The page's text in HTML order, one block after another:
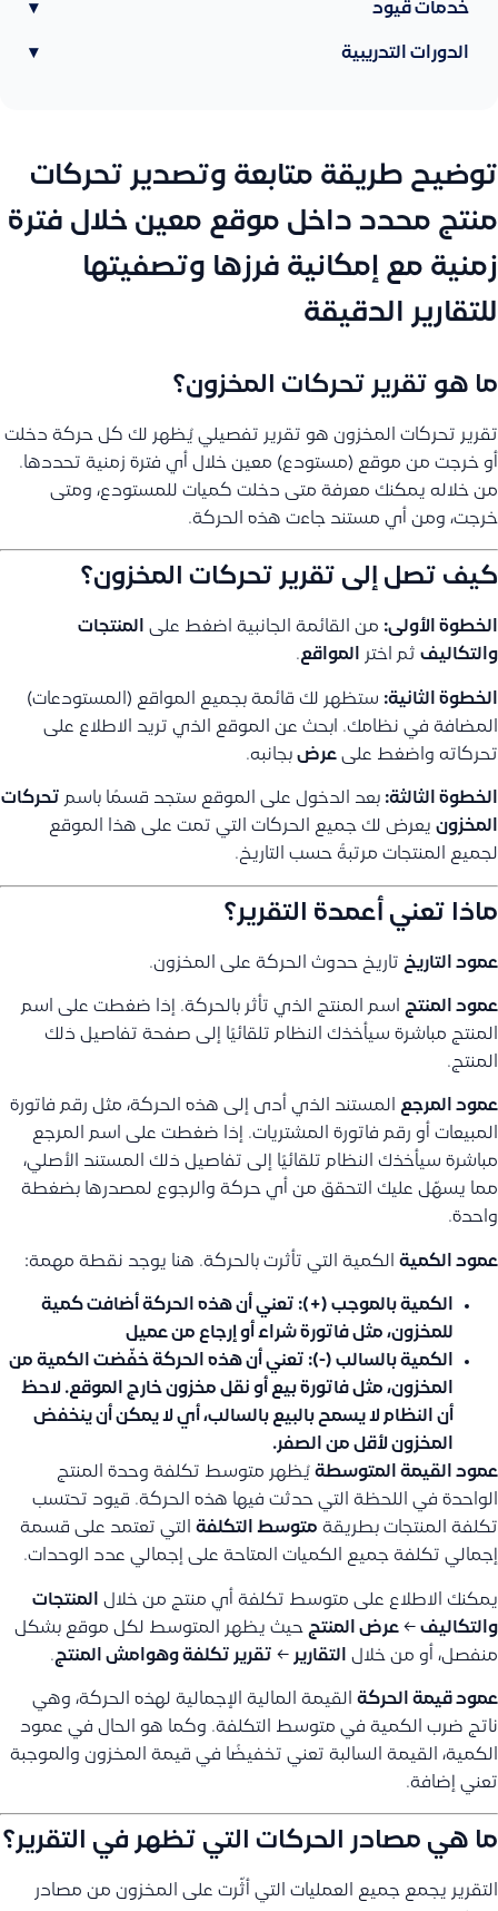
خدمات قيود ▾
الدورات التدريبية ▾
توضيح طريقة متابعة وتصدير تحركات
منتج محدد داخل موقع معين خلال فترة
زمنية مع إمكانية فرزها وتصفيتها
للتقارير الدقيقة
ما هو تقرير تحركات المخزون؟
تقرير تحركات المخزون هو تقرير تفصيلي يُظهر لك كل حركة دخلت
أو خرجت من موقع (مستودع) معين خلال أي فترة زمنية تحددها.
من خلاله يمكنك معرفة متى دخلت كميات للمستودع، ومتى
خرجت، ومن أي مستند جاءت هذه الحركة.
كيف تصل إلى تقرير تحركات المخزون؟
الخطوة الأولى: من القائمة الجانبية اضغط على المنتجات
والتكاليف ثم اختر المواقع.
الخطوة الثانية: ستظهر لك قائمة بجميع المواقع (المستودعات)
المضافة في نظامك. ابحث عن الموقع الذي تريد الاطلاع على
تحركاته واضغط على عرض بجانبه.
الخطوة الثالثة: بعد الدخول على الموقع ستجد قسمًا باسم تحركات
المخزون يعرض لك جميع الحركات التي تمت على هذا الموقع
لجميع المنتجات مرتبةً حسب التاريخ.
ماذا تعني أعمدة التقرير؟
عمود التاريخ تاريخ حدوث الحركة على المخزون.
عمود المنتج اسم المنتج الذي تأثر بالحركة. إذا ضغطت على اسم
المنتج مباشرة سيأخذك النظام تلقائيًا إلى صفحة تفاصيل ذلك
المنتج.
عمود المرجع المستند الذي أدى إلى هذه الحركة، مثل رقم فاتورة
المبيعات أو رقم فاتورة المشتريات. إذا ضغطت على اسم المرجع
مباشرة سيأخذك النظام تلقائيًا إلى تفاصيل ذلك المستند الأصلي،
مما يسهّل عليك التحقق من أي حركة والرجوع لمصدرها بضغطة
واحدة.
عمود الكمية الكمية التي تأثرت بالحركة. هنا يوجد نقطة مهمة:
الكمية بالموجب (+): تعني أن هذه الحركة أضافت كمية
للمخزون، مثل فاتورة شراء أو إرجاع من عميل
الكمية بالسالب (-): تعني أن هذه الحركة خفّضت الكمية من
المخزون، مثل فاتورة بيع أو نقل مخزون خارج الموقع. لاحظ
أن النظام لا يسمح بالبيع بالسالب، أي لا يمكن أن ينخفض
المخزون لأقل من الصفر.
عمود القيمة المتوسطة يُظهر متوسط تكلفة وحدة المنتج
الواحدة في اللحظة التي حدثت فيها هذه الحركة. قيود تحتسب
تكلفة المنتجات بطريقة متوسط التكلفة التي تعتمد على قسمة
إجمالي تكلفة جميع الكميات المتاحة على إجمالي عدد الوحدات.
يمكنك الاطلاع على متوسط تكلفة أي منتج من خلال
المنتجات
والتكاليف ← عرض المنتج حيث يظهر المتوسط لكل موقع بشكل
منفصل، أو من خلال
التقارير ← تقرير تكلفة وهوامش المنتج.
عمود قيمة الحركة القيمة المالية الإجمالية لهذه الحركة، وهي
ناتج ضرب الكمية في متوسط التكلفة. وكما هو الحال في عمود
الكمية، القيمة السالبة تعني تخفيضًا في قيمة المخزون والموجبة
تعني إضافة.
ما هي مصادر الحركات التي تظهر في التقرير؟
التقرير يجمع جميع العمليات التي أثّرت على المخزون من مصادر